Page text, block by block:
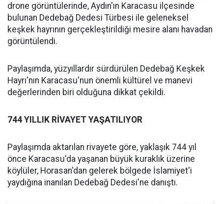
drone görüntülerinde, Aydın'ın Karacasu ilçesinde
bulunan Dedebağ Dedesi Türbesi ile geleneksel
keşkek hayrının gerçekleştirildiği mesire alanı havadan
görüntülendi.
Paylaşımda, yüzyıllardır sürdürülen Dedebağ Keşkek
Hayrı'nın Karacasu'nun önemli kültürel ve manevi
değerlerinden biri olduğuna dikkat çekildi.
744 YILLIK RİVAYET YAŞATILIYOR
Paylaşımda aktarılan rivayete göre, yaklaşık 744 yıl
önce Karacasu'da yaşanan büyük kuraklık üzerine
köylüler, Horasan'dan gelerek bölgede İslamiyet'i
yaydığına inanılan Dedebağ Dedesi'ne danıştı.